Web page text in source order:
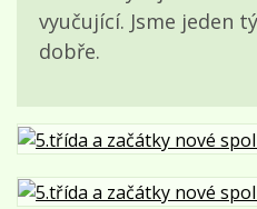
vyučující. Jsme jeden
dobře.